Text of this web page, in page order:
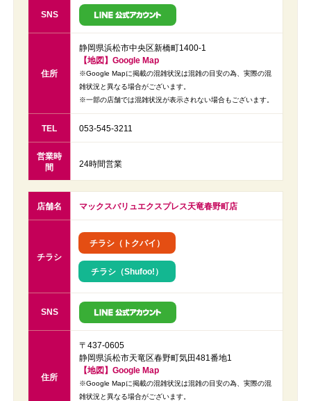
SNS
住所
静岡県浜松市中央区新橋町1400-1
【地図】Google Map
※Google Mapに掲載の混雑状況は混雑の目安の為、実際の混
雑状況と異なる場合がございます。
※一部の店舗では混雑状況が表示されない場合もございます。
TEL 053-545-3211
営業時
間
24時間営業
店舗名 マックスバリュエクスプレス天竜春野町店
チラシ
チラシ（トクバイ）
チラシ（Shufoo!）
SNS
住所
〒437-0605
静岡県浜松市天竜区春野町気田481番地1
【地図】Google Map
※Google Mapに掲載の混雑状況は混雑の目安の為、実際の混
雑状況と異なる場合がございます。